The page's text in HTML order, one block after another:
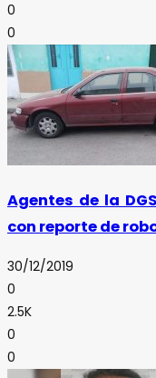
0
0
Agentes de la
con reporte de
30/12/2019
0
2.5K
0
0